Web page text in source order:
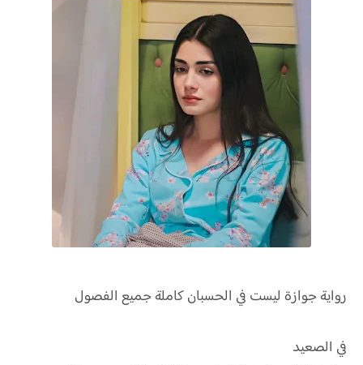
روايةجوازة ليست في الحسبان كاملة جميع الفصول
في الصعيد